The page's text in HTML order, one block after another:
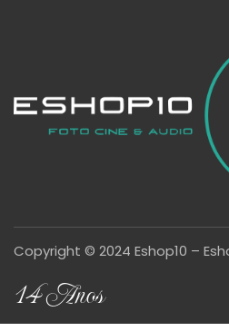
Copyright © 2024 Eshop10 –
14 Anos